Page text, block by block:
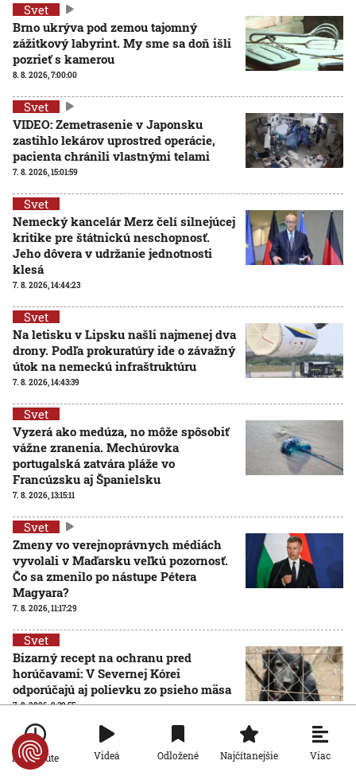
Svet
Brno ukrýva pod zemou tajomný
zážitkový labyrint. My sme sa doň išli
pozrieť s kamerou
8. 8. 2026, 7:00:00
Svet
VIDEO: Zemetrasenie v Japonsku
zastihlo lekárov uprostred operácie,
pacienta chránili vlastnými telami
7. 8. 2026, 15:01:59
Svet
Nemecký kancelár Merz čelí silnejúcej
kritike pre štátnickú neschopnosť.
Jeho dôvera v udržanie jednotnosti
klesá
7. 8. 2026, 14:44:23
Svet
Na letisku v Lipsku našli najmenej dva
drony. Podľa prokuratúry ide o závažný
útok na nemeckú infraštruktúru
7. 8. 2026, 14:43:39
Svet
Vyzerá ako medúza, no môže spôsobiť
vážne zranenia. Mechúrovka
portugalská zatvára pláže vo
Francúzsku aj Španielsku
7. 8. 2026, 13:15:11
Svet
Zmeny vo verejnoprávnych médiách
vyvolali v Maďarsku veľkú pozornosť.
Čo sa zmenilo po nástupe Pétera
Magyara?
7. 8. 2026, 11:17:29
Svet
Bizarný recept na ochranu pred
horúčavami: V Severnej Kórei
odporúčajú aj polievku zo psieho mäsa
7. 8. 2026, 9:39:55
Svet
Z kurtizány dvojitý agent: Mata Hari,
ktorú postihol tragický osud, sa
Po minúte Videá Odložené Najčítanejšie Viac